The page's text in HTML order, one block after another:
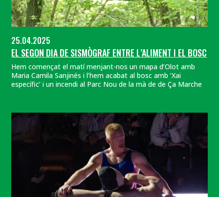
25.04.2025
EL SEGON DIA DE SISMÒGRAF ENTRE L’ALIMENT I EL BOSC
Hem començat el matí menjant-nos un mapa d’Olot amb
Maria Camila Sanjinés i l’hem acabat al bosc amb ‘Xai
específic’ i un incendi al Parc Nou de la mà de de Ça Marche